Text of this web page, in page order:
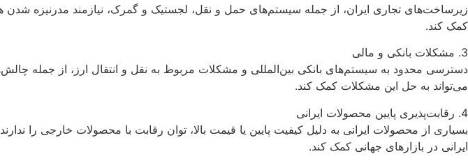
زیرساخت‌های تجاری ایران، از جمله سیستم‌های حمل و نقل، لجستیک و گمرک، نیازمند مدرنیزه
کمک کند.
3. مشکلات بانکی و مالی
دسترسی محدود به سیستم‌های بانکی بین‌المللی و مشکلات مربوط به نقل و انتقال ارز، از جمله
می‌تواند به حل این مشکلات کمک کند.
4. رقابت‌پذیری پایین محصولات ایرانی
بسیاری از محصولات ایرانی به دلیل کیفیت پایین یا قیمت بالا، توان رقابت با محصولات خارجی را
ایرانی در بازارهای جهانی کمک کند.